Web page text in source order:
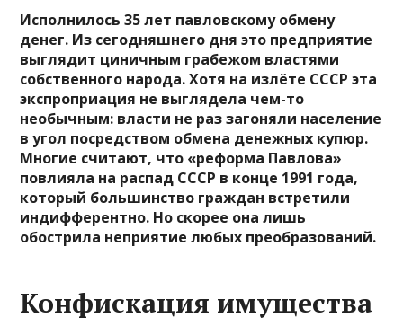
Исполнилось 35 лет павловскому обмену
денег. Из сегодняшнего дня это предприятие
выглядит циничным грабежом властями
собственного народа. Хотя на излёте СССР эта
экспроприация не выглядела чем-то
необычным: власти не раз загоняли население
в угол посредством обмена денежных купюр.
Многие считают, что «реформа Павлова»
повлияла на распад СССР в конце 1991 года,
который большинство граждан встретили
индифферентно. Но скорее она лишь
обострила неприятие любых преобразований.
Конфискация имущества